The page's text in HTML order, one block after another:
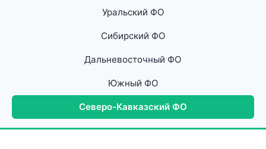
Уральский ФО
Сибирский ФО
Дальневосточный ФО
Южный ФО
Северо-Кавказский ФО